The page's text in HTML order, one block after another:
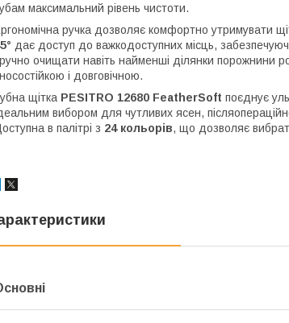
максимальний рівень чистоти.
ручка дозволяє комфортно утримувати
дає доступ до важкодоступних місць,
очищати навіть найменші ділянки порожнини
і довговічною.
щітка PESITRO 12680 FeatherSoft поєднує
вибором для чутливих ясен,
в палітрі з 24 кольорів, що дозволяє